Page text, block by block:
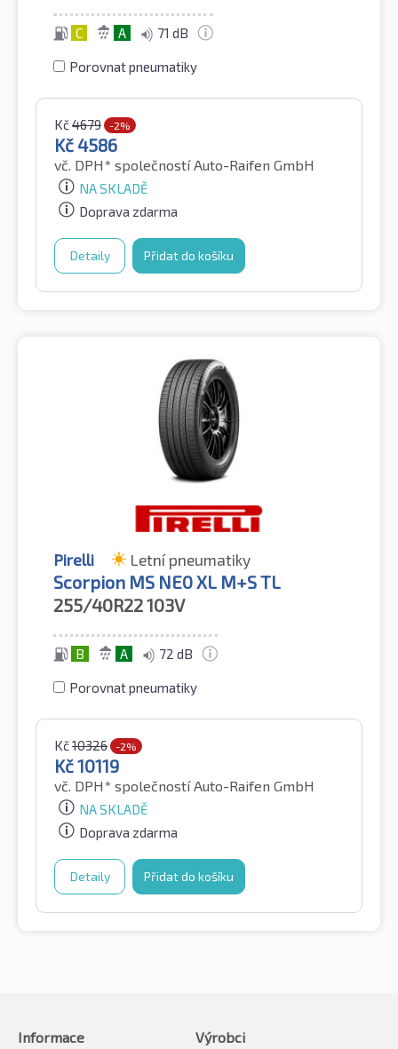
C A 71 dB
Porovnat pneumatiky
Kč4679 -2%
Kč4586
vč. DPH* společností Auto-Raifen GmbH
NA SKLADĚ
Doprava zdarma
Detaily Přidat do košíku
Pirelli Letní pneumatiky
Scorpion MS NE0 XL M+S TL
255/40R22103V
B A 72 dB
Porovnat pneumatiky
Kč10326 -2%
Kč10119
vč. DPH* společností Auto-Raifen GmbH
NA SKLADĚ
Doprava zdarma
Detaily Přidat do košíku
Informace
Výrobci